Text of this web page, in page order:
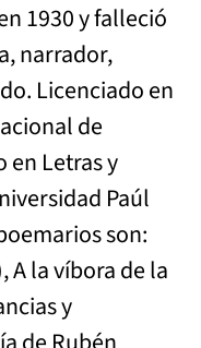
1930 y falleció
narrador,
Licenciado en
de
en Letras y
Paúl
son:
A la víbora de la
y